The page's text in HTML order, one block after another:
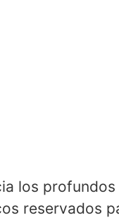
los
reservados